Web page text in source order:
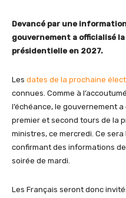
Devancé par une
gouvernement a officialisé
présidentielle en 2027.
Les dates de la prochaine
connues. Comme à
l’échéance, le gouvernement
premier et second tours de la
ministres, ce mercredi. Ce
confirmant des informations
soirée de mardi.
Les Français seront donc